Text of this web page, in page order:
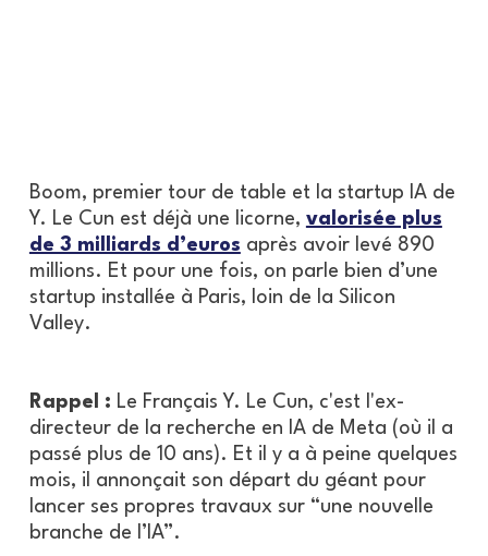
Boom, premier tour de table et la startup IA de
Y. Le Cun est déjà une licorne, valorisée plus
de 3 milliards d’euros après avoir levé 890
millions. Et pour une fois, on parle bien d’une
startup installée à Paris, loin de la Silicon
Valley.
Rappel : Le Français Y. Le Cun, c'est l'ex-
directeur de la recherche en IA de Meta (où il a
passé plus de 10 ans). Et il y a à peine quelques
mois, il annonçait son départ du géant pour
lancer ses propres travaux sur “une nouvelle
branche de l’IA”.